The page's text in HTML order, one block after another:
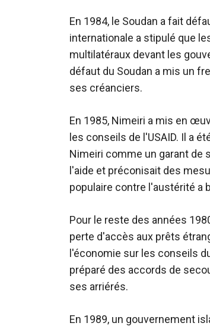
En 1984, le Soudan a fait
internationale a stipulé que
multilatéraux devant les
défaut du Soudan a mis un
ses créanciers.
En 1985, Nimeiri a mis en
les conseils de l'USAID. Il a
Nimeiri comme un garant de
l'aide et préconisait des
populaire contre l'austérité a
Pour le reste des années
perte d'accès aux prêts
l'économie sur les conseils
préparé des accords de
ses arriérés.
En 1989, un gouvernement